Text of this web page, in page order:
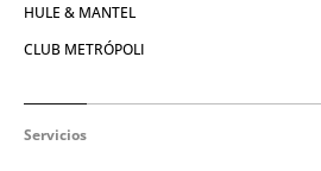
HULE & MANTEL
CLUB METRÓPOLI
Servicios